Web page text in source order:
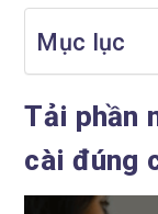
Mục lục
Tải phần
cài đúng